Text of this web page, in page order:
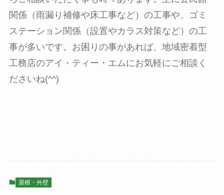
関係（雨漏り補修や床工事など）の工事や、ゴミ
ステーション関係（設置やカラス対策など）の工
事が多いです。お困りの事があれば、地域密着型
工務店のアイ・ティー・エムにお気軽にご相談く
ださいね(^^)
屋根・外壁